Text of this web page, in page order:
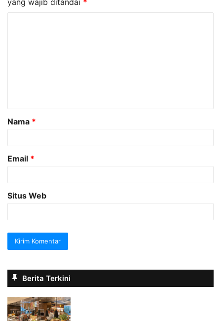
a
r
Nama *
Email *
Situs Web
Berita Terkini